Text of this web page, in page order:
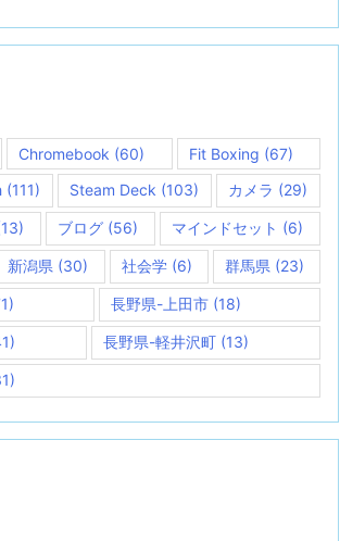
Chromebook (60) Fit Boxing (67)
(111) Steam Deck (103) カメラ (29)
ブログ (56) マインドセット (6)
新潟県 (30) 社会学(6) 群馬県 (23)
長野県-上田市(18)
長野県-軽井沢町 (13)